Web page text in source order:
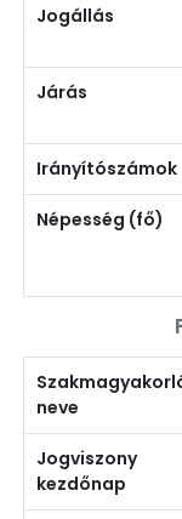
Jogállás
Járás
Irányítószámok
Népesség (fő)
neve
Jogviszony
kezdőnap